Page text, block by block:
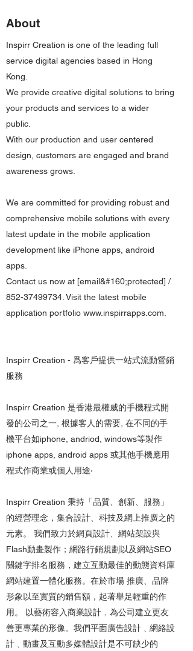
About
Inspirr Creation is one of the leading full
service digital agencies based in Hong
Kong.
We provide creative digital solutions to bring
your products and services to a wider
public.
With our production and user centered
design, customers are engaged and brand
awareness grows.
We are committed for providing robust and
comprehensive mobile solutions with every
latest update in the mobile application
development like iPhone apps, android
apps.
Contact us now at [email&#160;protected] /
852-37499734. Visit the latest mobile
application portfolio www.inspirrapps.com.
Inspirr Creation - 爲客戶提供一站式流動營銷
服務
Inspirr Creation 是香港最權威的手機程式開
發的公司之一, 根據客人的需要, 在不同的手
機平台如iphone, andriod, windows等製作
iphone apps, android apps 或其他手機應用
程式作商業或個人用途‧
Inspirr Creation 秉持「品質、創新、服務」
的經營理念，集合設計、科技及網上推廣之的
元素。 我們致力於網頁設計、網站架設與
Flash動畫製作；網路行銷規劃以及網站SEO
關鍵字排名服務，建立互動最佳的動態資料庫
網站建置一體化服務。在於市場 推廣、品牌
形象以至實質的銷售額，起著舉足輕重的作
用。 以藝術容入商業設計﹐為公司建立更友
善更專業的形像。我們平面廣告設計﹑網絡設
計﹑動畫及互動多媒體設計是不可缺少的